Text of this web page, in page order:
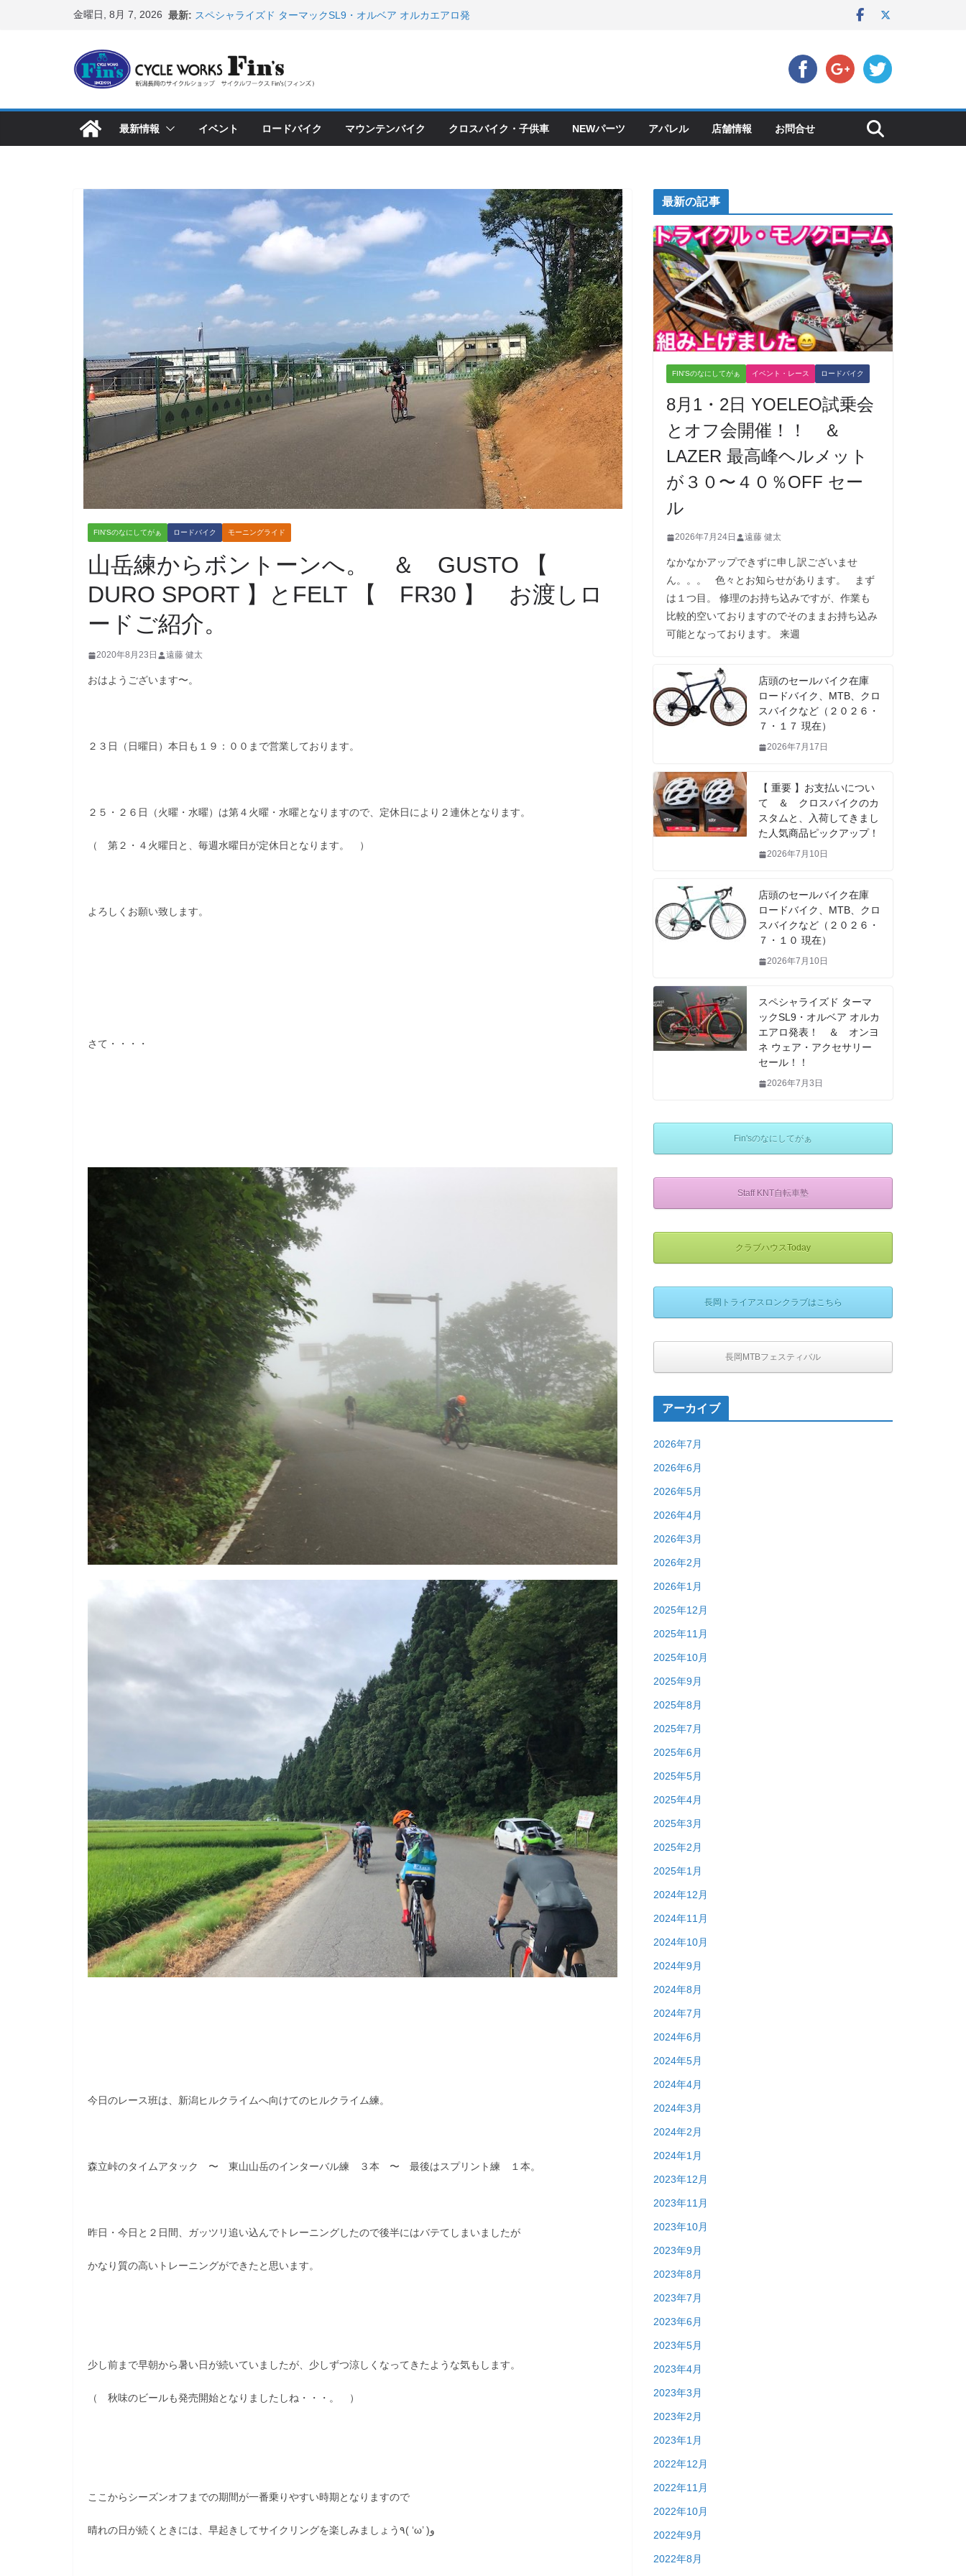
へ
キ
金曜日, 8月 7, 2026 最新: スペシャライズド ターマックSL9・オルベア オルカエアロ発
峰ヘルメットが３０〜４０％OFF セール
店頭のセールバイク在庫 ロードバイク、MTB、クロスバイク
など（２０２６・７・１７ 現在）
入荷してきました人気商品ピックアップ！
店頭のセールバイク在庫 ロードバイク、MTB、クロスバイク
など（２０２６・７・１０ 現在）
最新情報 イベント ロードバイク マウンテンバイク クロスバイク・子供車 NEWパーツ アパレル 店舗情報 お問合せ
FIN'Sのなにしてがぁ ロードバイク モーニングライド
山岳練からボントーンへ。 ＆ GUSTO 【
DURO SPORT 】とFELT 【 FR30 】 お渡しロ
ードご紹介。
2020年8月23日 遠藤 健太
おはようございます〜。
２３日（日曜日）本日も１９：００まで営業しております。
２５・２６日（火曜・水曜）は第４火曜・水曜となりますので、定休日により２連休となります。
（ 第２・４火曜日と、毎週水曜日が定休日となります。 ）
よろしくお願い致します。
さて・・・・
今日のレース班は、新潟ヒルクライムへ向けてのヒルクライム練。
森立峠のタイムアタック 〜 東山山岳のインターバル練 ３本 〜 最後はスプリント練 １本。
昨日・今日と２日間、ガッツリ追い込んでトレーニングしたので後半にはバテてしまいましたが
かなり質の高いトレーニングができたと思います。
少し前まで早朝から暑い日が続いていましたが、少しずつ涼しくなってきたような気もします。
（ 秋味のビールも発売開始となりましたしね・・・。 ）
ここからシーズンオフまでの期間が一番乗りやすい時期となりますので
晴れの日が続くときには、早起きしてサイクリングを楽しみましょう٩( ‘ω’ )و
最新の記事
FIN'Sのなにしてがぁ イベント・レース ロードバイク
8月1・2日 YOELEO試乗会
とオフ会開催！！ ＆
LAZER 最高峰ヘルメット
が３０〜４０％OFF セー
ル
2026年7月24日 遠藤 健太
なかなかアップできずに申し訳ございませ
ん。。。 色々とお知らせがあります。 まず
は１つ目。 修理のお持ち込みですが、作業も
比較的空いておりますのでそのままお持ち込み
可能となっております。 来週
店頭のセールバイク在庫
ロードバイク、MTB、クロ
スバイクなど（２０２６・
７・１７ 現在）
2026年7月17日
【 重要 】お支払いについ
て ＆ クロスバイクのカ
スタムと、入荷してきまし
た人気商品ピックアップ！
2026年7月10日
店頭のセールバイク在庫
ロードバイク、MTB、クロ
スバイクなど（２０２６・
７・１０ 現在）
2026年7月10日
スペシャライズド ターマ
ックSL9・オルベア オルカ
エアロ発表！ ＆ オンヨ
ネ ウェア・アクセサリー
セール！！
2026年7月3日
Fin'sのなにしてがぁ
Staff KNT自転車塾
クラブハウスToday
長岡トライアスロンクラブはこちら
長岡MTBフェスティバル
アーカイブ
2026年7月
2026年6月
2026年5月
2026年4月
2026年3月
2026年2月
2026年1月
2025年12月
2025年11月
2025年10月
2025年9月
2025年8月
2025年7月
2025年6月
2025年5月
2025年4月
2025年3月
2025年2月
2025年1月
2024年12月
2024年11月
2024年10月
2024年9月
2024年8月
2024年7月
2024年6月
2024年5月
2024年4月
2024年3月
2024年2月
2024年1月
2023年12月
2023年11月
2023年10月
2023年9月
2023年8月
2023年7月
2023年6月
2023年5月
2023年4月
2023年3月
2023年2月
2023年1月
2022年12月
2022年11月
2022年10月
2022年9月
2022年8月